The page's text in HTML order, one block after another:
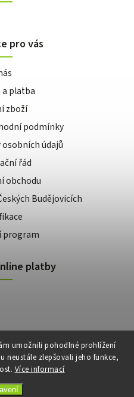
umožnili pohodlné prohlížení
neustále zlepšovali jeho funkce,
Více informací
pro vás
a platba
zboží
podmínky
osobních údajů
řád
obchodu
Budějovicích
program
platby
. Všechna práva vyhrazena.
| Design